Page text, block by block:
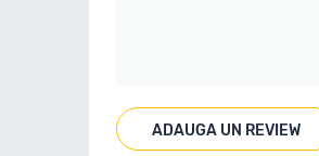
ADAUGA UN REVIEW